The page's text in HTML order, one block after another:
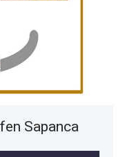
Sapanca